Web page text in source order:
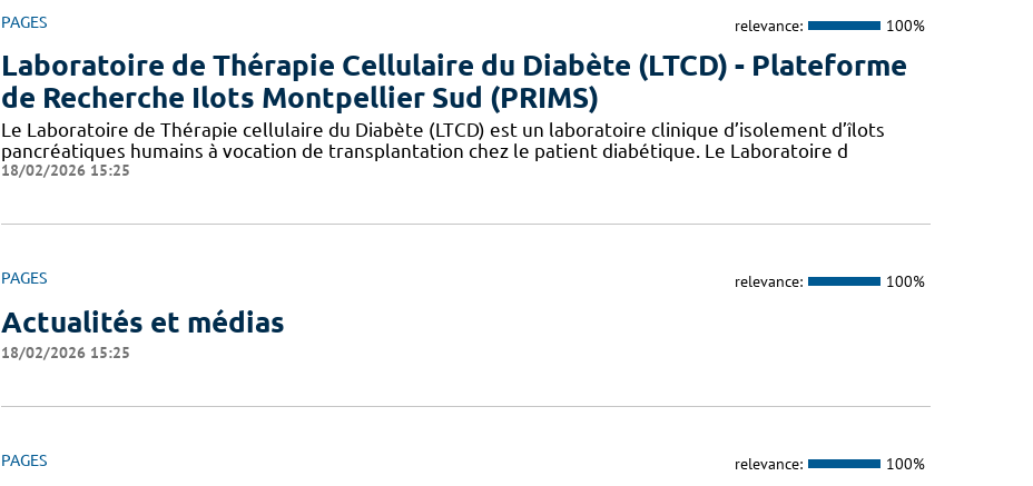
PAGES relevance: 100%
Laboratoire de Thérapie Cellulaire du Diabète (LTCD) - Plateforme
de Recherche Ilots Montpellier Sud (PRIMS)
Le Laboratoire de Thérapie cellulaire du Diabète (LTCD) est un laboratoire clinique d’isolement d’îlots
pancréatiques humains à vocation de transplantation chez le patient diabétique. Le Laboratoire d
18/02/2026 15:25
PAGES relevance: 100%
Actualités et médias
18/02/2026 15:25
PAGES relevance: 100%